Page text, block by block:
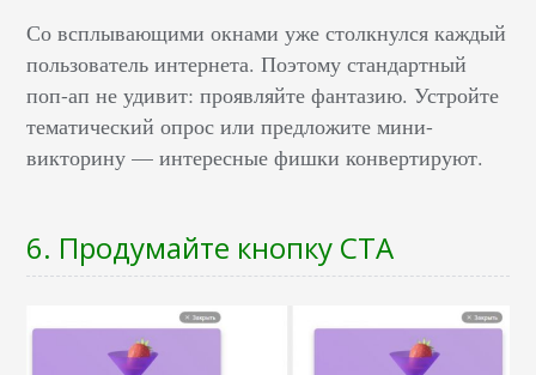
Со всплывающими окнами уже столкнулся каждый
пользователь интернета. Поэтому стандартный
поп-ап не удивит: проявляйте фантазию. Устройте
тематический опрос или предложите мини-
викторину — интересные фишки конвертируют.
6. Продумайте кнопку СТА